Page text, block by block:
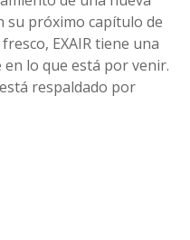
su próximo capítulo de
EXAIR tiene una
lo que está por venir.
respaldado por